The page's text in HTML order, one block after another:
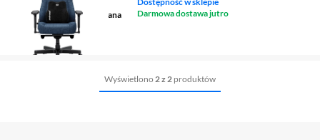
stal, aluminium,
tworzywo PVC, tkanina Iniana
EverSoft
granatowy
Darmowa dostawa jutro
Wyświetlono 2 z 2 produktów